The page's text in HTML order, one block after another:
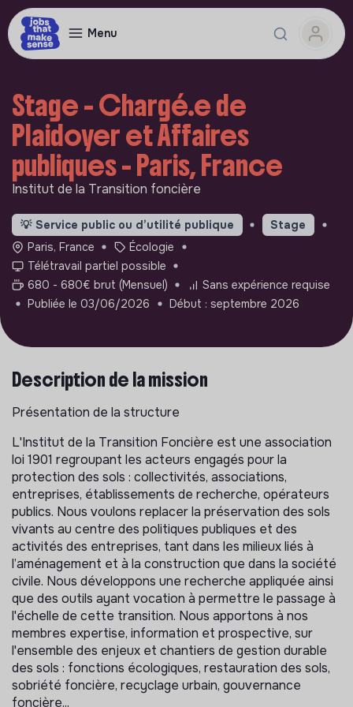
Menu
Stage - Chargé.e de
Plaidoyer et Affaires
publiques - Paris, France
Institut de la Transition foncière
💡 Service public ou d’utilité publique
Stage
Paris, France
Écologie
Télétravail partiel possible
680 - 680€ brut (Mensuel)
Sans expérience requise
Publiée le 03/06/2026
Début : septembre 2026
Description de la mission
Présentation de la structure
L'Institut de la Transition Foncière est une association
loi 1901 regroupant les acteurs engagés pour la
protection des sols : collectivités, associations,
entreprises, établissements de recherche, opérateurs
publics. Nous voulons replacer la préservation des sols
vivants au centre des politiques publiques et des
activités des entreprises, tant dans les milieux liés à
l’aménagement et à la construction que dans la société
civile. Nous développons une recherche appliquée ainsi
que des outils ayant vocation à permettre le passage à
l'échelle de cette transition. Nous apportons à nos
membres expertise, information et prospective, sur
l'ensemble des enjeux et chantiers de gestion durable
des sols : fonctions écologiques, restauration des sols,
sobriété foncière, recyclage urbain, gouvernance
foncière...